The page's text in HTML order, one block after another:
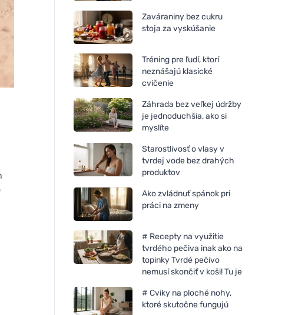
Zaváraniny bez cukru
stoja za vyskúšanie
Tréning pre ľudí, ktorí
neznášajú klasické
cvičenie
Záhrada bez veľkej údržby
je jednoduchšia, ako si
myslíte
Starostlivosť o vlasy v
tvrdej vode bez drahých
produktov
Ako zvládnuť spánok pri
práci na zmeny
# Recepty na využitie
tvrdého pečiva inak ako na
topinky Tvrdé pečivo
nemusí skončiť v koši! Tu je
# Cviky na ploché nohy,
ktoré skutočne fungujú